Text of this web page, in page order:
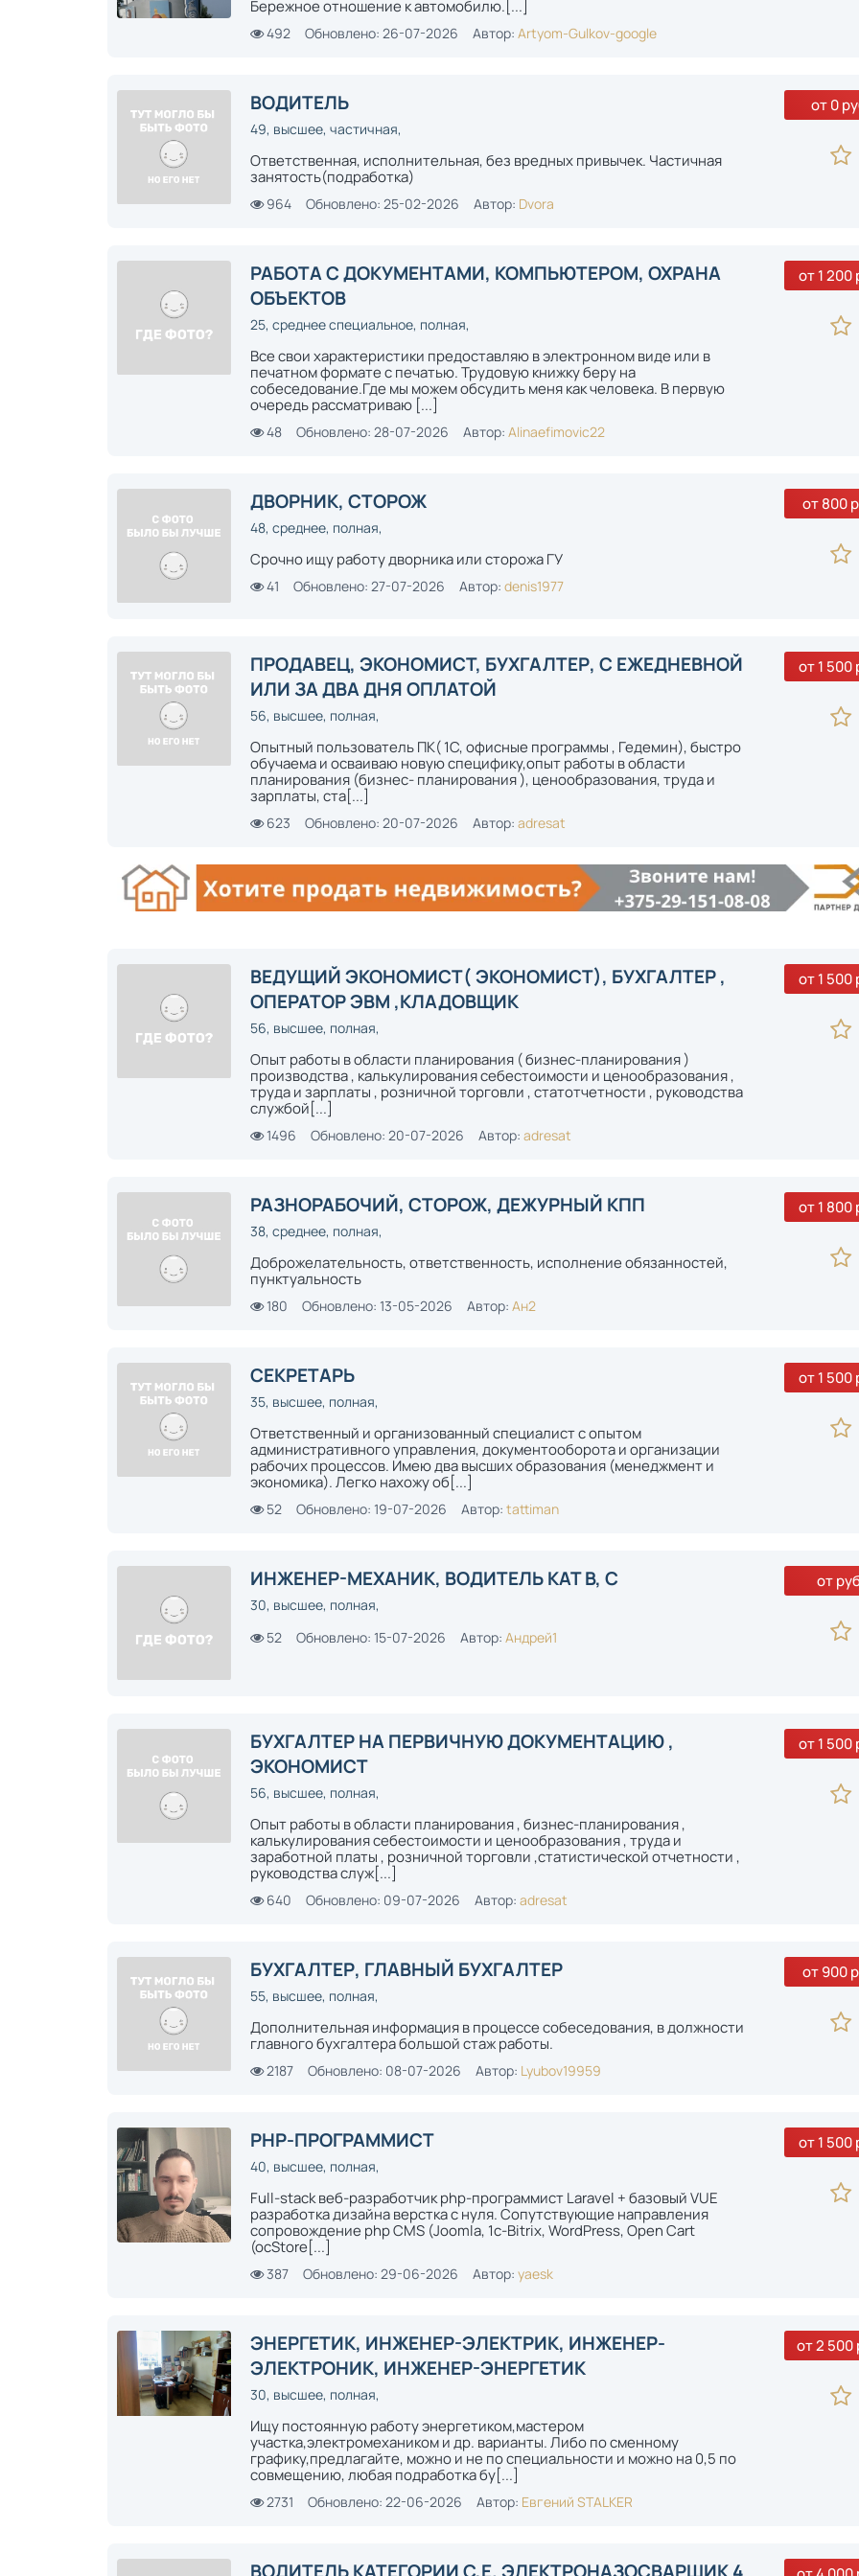
Бережное отношение к автомобилю.[...]
492 Обновлено: 26-07-2026 Автор:Artyom-Gulkov-google
от 0
ВОДИТЕЛЬ
49, высшее, частичная,
Ответственная, исполнительная, без вредных привычек. Частичная
занятость(подработка)
964 Обновлено: 25-02-2026 Автор: Dvora
от 1 200
РАБОТА С ДОКУМЕНТАМИ, КОМПЬЮТЕРОМ, ОХРАНА
ОБЪЕКТОВ
25, среднее специальное, полная,
Все свои характеристики предоставляю в электронном виде или в
печатном формате с печатью. Трудовую книжку беру на
собеседование.Где мы можем обсудить меня как человека. В первую
очередь рассматриваю [...]
48 Обновлено: 28-07-2026 Автор:Alinaefimovic22
от 800
ДВОРНИК, СТОРОЖ
48, среднее, полная,
Срочно ищу работу дворника или сторожа ГУ
41 Обновлено: 27-07-2026 Автор:denis1977
от 1 500
ПРОДАВЕЦ, ЭКОНОМИСТ, БУХГАЛТЕР, С ЕЖЕДНЕВНОЙ
ИЛИ ЗА ДВА ДНЯ ОПЛАТОЙ
56, высшее, полная,
Опытный пользователь ПК( 1С, офисные программы , Гедемин), быстро
обучаема и осваиваю новую специфику,опыт работы в области
планирования (бизнес- планирования ), ценообразования, труда и
зарплаты, ста[...]
623 Обновлено: 20-07-2026 Автор:adresat
от 1 500
ВЕДУЩИЙ ЭКОНОМИСТ( ЭКОНОМИСТ), БУХГАЛТЕР ,
ОПЕРАТОР ЭВМ ,КЛАДОВЩИК
56, высшее, полная,
Опыт работы в области планирования ( бизнес-планирования )
производства , калькулирования себестоимости и ценообразования ,
труда и зарплаты , розничной торговли , статотчетности , руководства
службой[...]
1496 Обновлено: 20-07-2026 Автор:adresat
от 1 800
РАЗНОРАБОЧИЙ, СТОРОЖ, ДЕЖУРНЫЙ КПП
38, среднее, полная,
Доброжелательность, ответственность, исполнение обязанностей,
пунктуальность
180 Обновлено: 13-05-2026 Автор:Ан2
от 1 500
СЕКРЕТАРЬ
35, высшее, полная,
Ответственный и организованный специалист с опытом
административного управления, документооборота и организации
рабочих процессов. Имею два высших образования (менеджмент и
экономика). Легко нахожу об[...]
52 Обновлено: 19-07-2026 Автор:tattiman
от
ИНЖЕНЕР-МЕХАНИК, ВОДИТЕЛЬ КАТ В, С
30, высшее, полная,
52
Обновлено: 15-07-2026 Автор:Андрей1
от 1 500
БУХГАЛТЕР НА ПЕРВИЧНУЮ ДОКУМЕНТАЦИЮ ,
ЭКОНОМИСТ
56, высшее, полная,
Опыт работы в области планирования , бизнес-планирования ,
калькулирования себестоимости и ценообразования , труда и
заработной платы , розничной торговли ,статистической отчетности ,
руководства служ[...]
640 Обновлено: 09-07-2026 Автор:adresat
от 900
БУХГАЛТЕР, ГЛАВНЫЙ БУХГАЛТЕР
55, высшее, полная,
Дополнительная информация в процессе собеседования, в должности
главного бухгалтера большой стаж работы.
2187 Обновлено: 08-07-2026 Автор: Lyubov19959
от 1 500
PHP-ПРОГРАММИСТ
40, высшее, полная,
Full-stack веб-разработчик php-программист Laravel + базовый VUE
разработка дизайна верстка с нуля. Сопутствующие направления
сопровождение php CMS (Joomla, 1c-Bitrix, WordPress, Open Cart
(ocStore[...]
387 Обновлено: 29-06-2026 Автор:yaesk
от 2 500
ЭНЕРГЕТИК, ИНЖЕНЕР-ЭЛЕКТРИК, ИНЖЕНЕР-
ЭЛЕКТРОНИК, ИНЖЕНЕР-ЭНЕРГЕТИК
30, высшее, полная,
Ищу постоянную работу энергетиком,мастером
участка,электромехаником и др. варианты. Либо по сменному
графику,предлагайте, можно и не по специальности и можно на 0,5 по
совмещению, любая подработка бу[...]
2731 Обновлено: 22-06-2026 Автор: Евгений STALKER